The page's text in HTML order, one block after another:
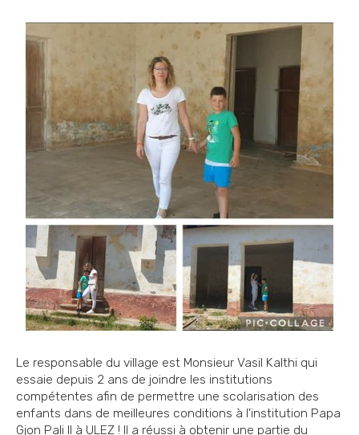
Le responsable du village est Monsieur Vasil Kalthi qui
essaie depuis 2 ans de joindre les institutions
compétentes afin de permettre une scolarisation des
enfants dans de meilleures conditions à l'institution Papa
Gjon Pali II à ULEZ ! Il a réussi à obtenir une partie du